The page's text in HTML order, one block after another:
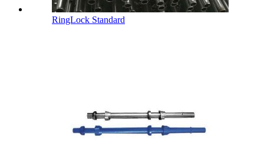
RingLock Standard